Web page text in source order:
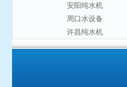
安阳纯水机
周口水设备
许昌纯水机